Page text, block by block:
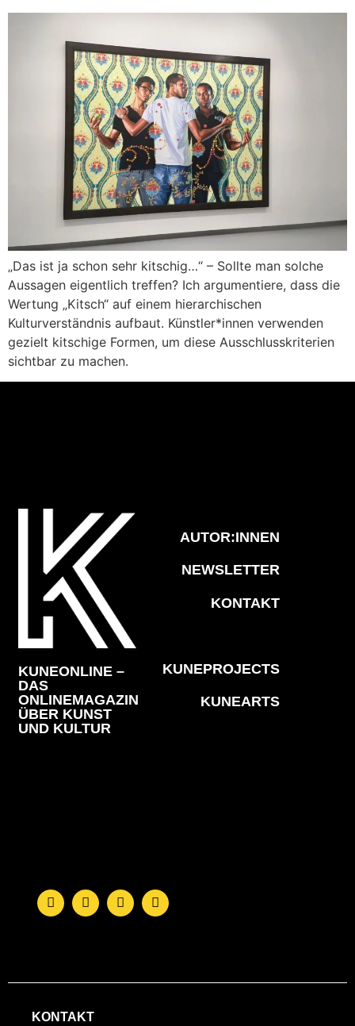
„Das ist ja schon sehr kitschig…“ – Sollte man solche
Aussagen eigentlich treffen? Ich argumentiere, dass die
Wertung „Kitsch“ auf einem hierarchischen
Kulturverständnis aufbaut. Künstler*innen verwenden
gezielt kitschige Formen, um diese Ausschlusskriterien
sichtbar zu machen.
KUNEONLINE –
DAS
ONLINEMAGAZIN
ÜBER KUNST
UND KULTUR
AUTOR:INNEN
NEWSLETTER
KONTAKT
KUNEPROJECTS
KUNEARTS
KONTAKT